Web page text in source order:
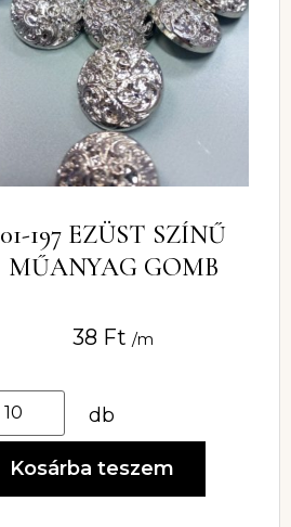
01-197 EZÜST SZÍNŰ
MŰANYAG GOMB
38 Ft /m
db
Kosárba teszem